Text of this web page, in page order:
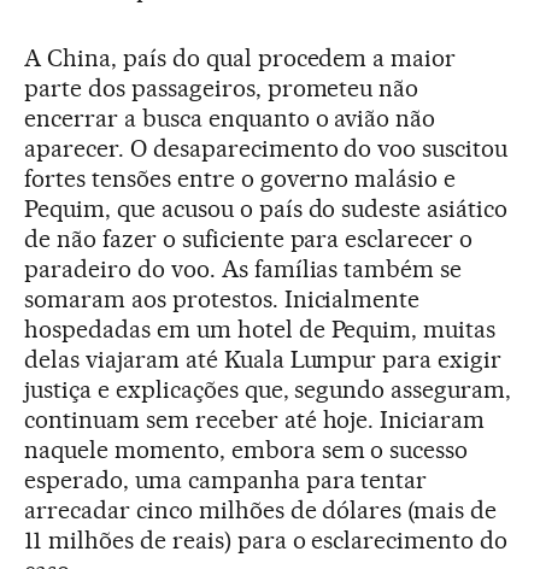
A China, país do qual procedem a maior
parte dos passageiros, prometeu não
encerrar a busca enquanto o avião não
aparecer. O desaparecimento do voo suscitou
fortes tensões entre o governo malásio e
Pequim, que acusou o país do sudeste asiático
de não fazer o suficiente para esclarecer o
paradeiro do voo. As famílias também se
somaram aos protestos. Inicialmente
hospedadas em um hotel de Pequim, muitas
delas viajaram até Kuala Lumpur para exigir
justiça e explicações que, segundo asseguram,
continuam sem receber até hoje. Iniciaram
naquele momento, embora sem o sucesso
esperado, uma campanha para tentar
arrecadar cinco milhões de dólares (mais de
11 milhões de reais) para o esclarecimento do